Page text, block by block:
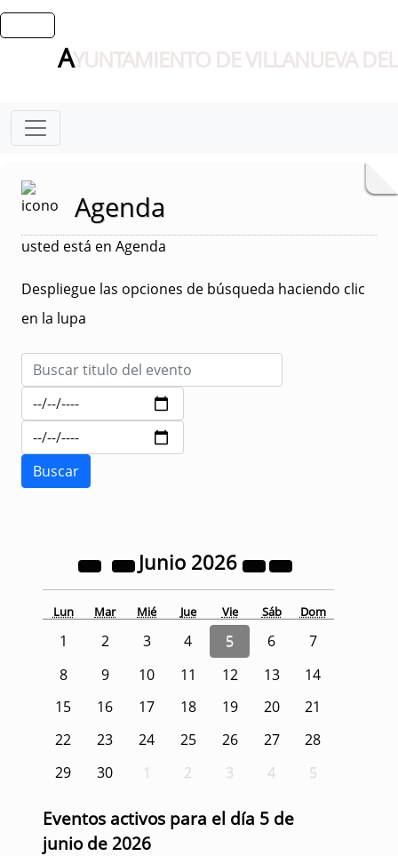
AYUNTAMIENTO DE VILLANUEVA
Agenda
usted está en Agenda
Despliegue las opciones de búsqueda haciendo clic
en la lupa
Junio 2026
Lun Mar Mié Jue Vie Sáb Dom
1 2 3 4 5 6
7
8
9 10 11 12 13
14
15
16 17 18 19 20
21
22
23 24 25 26 27
28
29
30 1 2 3 4 5
Eventos activos para el día 5 de
junio de 2026